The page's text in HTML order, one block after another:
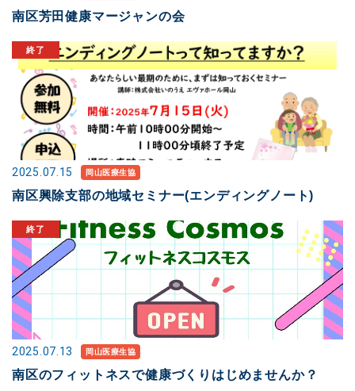
南区芳田健康マージャンの会
2025.07.15 岡山医療生協
南区興除支部の地域セミナー(エンディングノート)
2025.07.13 岡山医療生協
南区のフィットネスで健康づくりはじめませんか？